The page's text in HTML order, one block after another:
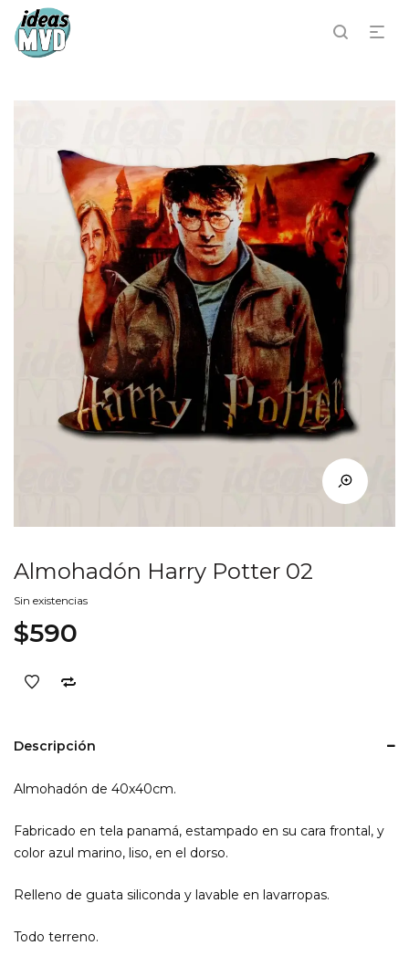
Almohadón Harry Potter 02
Sin existencias
$590
Descripción
Almohadón de 40x40cm.
Fabricado en tela panamá, estampado en su cara frontal, y
color azul marino, liso, en el dorso.
Relleno de guata siliconda y lavable en lavarropas.
Todo terreno.